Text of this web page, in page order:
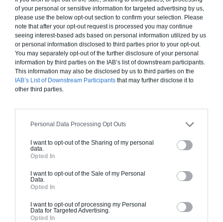
of your personal or sensitive information for targeted advertising by us,
please use the below opt-out section to confirm your selection. Please
note that after your opt-out request is processed you may continue
seeing interest-based ads based on personal information utilized by us
or personal information disclosed to third parties prior to your opt-out.
You may separately opt-out of the further disclosure of your personal
information by third parties on the IAB’s list of downstream participants.
This information may also be disclosed by us to third parties on the
IAB’s List of Downstream Participants that may further disclose it to
other third parties.
Personal Data Processing Opt Outs
I want to opt-out of the Sharing of my personal
data.
Opted In
I want to opt-out of the Sale of my Personal
Data.
Opted In
I want to opt-out of processing my Personal
Data for Targeted Advertising.
Opted In
clôture.
À partir de
2 000€ TTC
Je la veux !
Construction BBC
Chiffrage estimatif pour : Fondations et normes
standards. Construction en bloc coffrant isolant
en main" inclut le gros oeuvre et le second
oeuvre (cuisine, peinture, sols...), mais exclut
piscine, jardin et clôture.